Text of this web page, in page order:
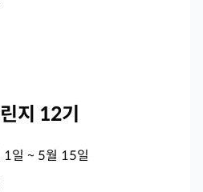
지 12기
일 ~ 5월 15일